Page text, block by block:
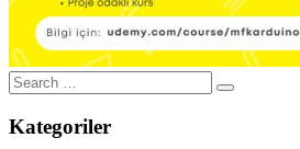
Search
for:
Kategoriler